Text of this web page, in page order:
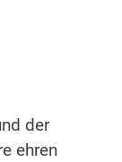
der
ehren